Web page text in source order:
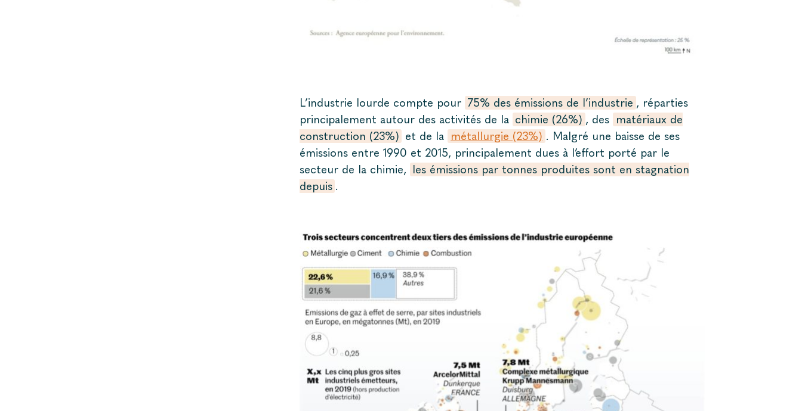
L’industrie lourde compte pour 75% des émissions de l’industrie , réparties
principalement autour des activités de la chimie (26%) , des matériaux de
construction (23%) et de la métallurgie (23%) . Malgré une baisse de ses
émissions entre 1990 et 2015, principalement dues à l’effort porté par le
secteur de la chimie, les émissions par tonnes produites sont en stagnation
depuis .